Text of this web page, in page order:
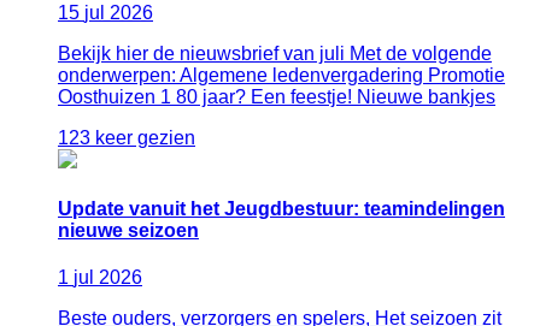
15 jul 2026
Bekijk hier de nieuwsbrief van juli Met de volgende
onderwerpen: Algemene ledenvergadering Promotie
Oosthuizen 1 80 jaar? Een feestje! Nieuwe bankjes
123 keer gezien
Update vanuit het Jeugdbestuur: teamindelingen
nieuwe seizoen
1 jul 2026
Beste ouders, verzorgers en spelers, Het seizoen zit